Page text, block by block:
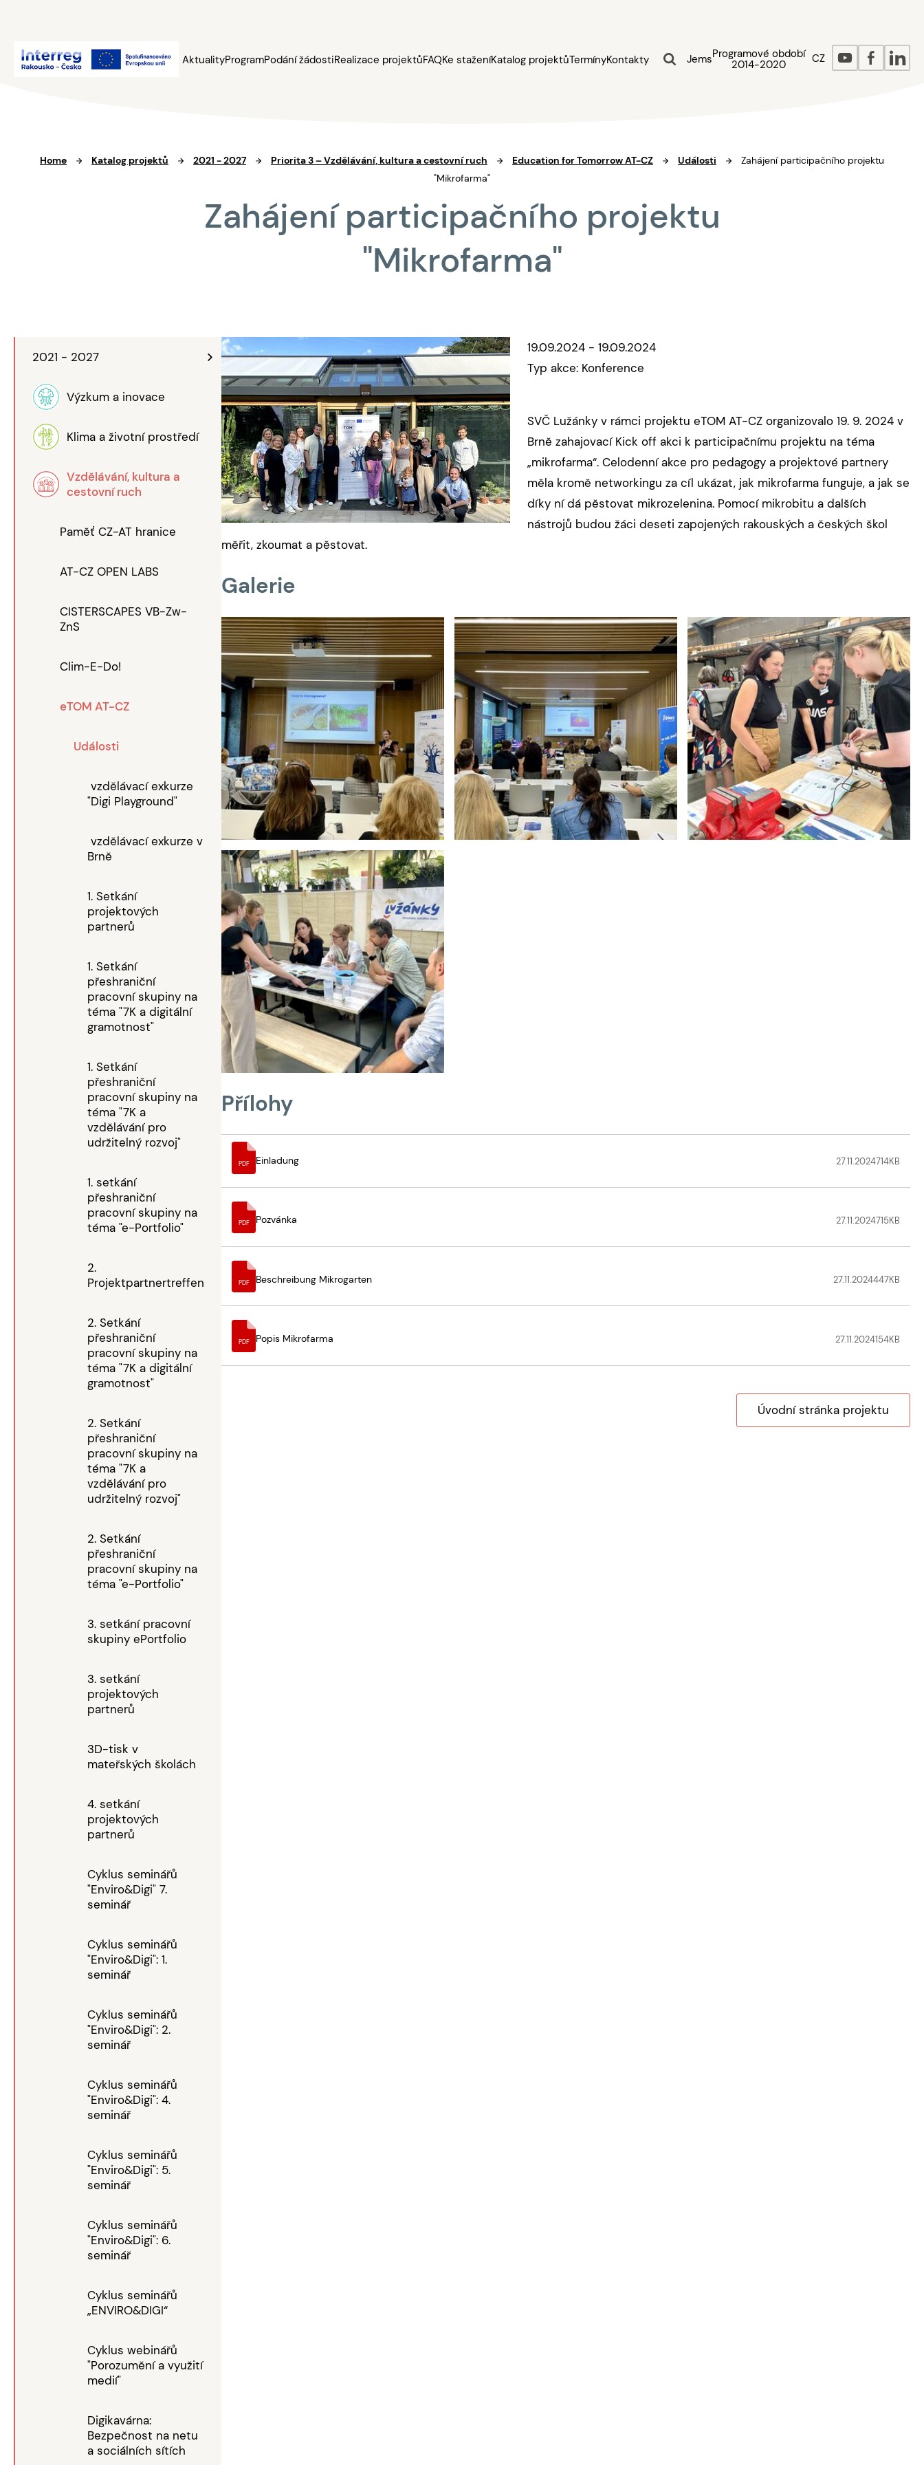
AktualityProgramPodání žádostiRealizace projektůFAQKe staženíKatalog projektůTermínyKontakty JemsProgramové období
2014-2020
CZ
Home Katalog projektů 2021 - 2027 Priorita 3 – Vzdělávání, kultura a cestovní ruch Education for Tomorrow AT-CZ Události
Zahájení participačního projektu
"Mikrofarma"
Zahájení participačního projektu
"Mikrofarma"
2021 - 2027
Výzkum a inovace
Klima a životní prostředí
Vzdělávání, kultura a
cestovní ruch
Paměť CZ-AT hranice
AT-CZ OPEN LABS
CISTERSCAPES VB-Zw-
ZnS
Clim-E-Do!
eTOM AT-CZ
Události
vzdělávací exkurze
"Digi Playground"
vzdělávací exkurze v
Brně
1. Setkání
projektových
partnerů
1. Setkání
přeshraniční
pracovní skupiny na
téma "7K a digitální
gramotnost"
1. Setkání
přeshraniční
pracovní skupiny na
téma "7K a
vzdělávání pro
udržitelný rozvoj"
1. setkání
přeshraniční
pracovní skupiny na
téma "e-Portfolio"
2.
Projektpartnertreffen
2. Setkání
přeshraniční
pracovní skupiny na
téma "7K a digitální
gramotnost"
2. Setkání
přeshraniční
pracovní skupiny na
téma "7K a
vzdělávání pro
udržitelný rozvoj"
2. Setkání
přeshraniční
pracovní skupiny na
téma "e-Portfolio"
3. setkání pracovní
skupiny ePortfolio
3. setkání
projektových
partnerů
3D-tisk v
mateřských školách
4. setkání
projektových
partnerů
Cyklus seminářů
"Enviro&Digi" 7.
seminář
Cyklus seminářů
"Enviro&Digi": 1.
seminář
Cyklus seminářů
"Enviro&Digi": 2.
seminář
Cyklus seminářů
"Enviro&Digi": 4.
seminář
Cyklus seminářů
"Enviro&Digi": 5.
seminář
Cyklus seminářů
"Enviro&Digi": 6.
seminář
Cyklus seminářů
„ENVIRO&DIGI“
Cyklus webinářů
"Porozumění a využití
medií"
Digikavárna:
Bezpečnost na netu
a sociálních sítích
19.09.2024 - 19.09.2024
Typ akce: Konference
SVČ Lužánky v rámci projektu eTOM AT-CZ organizovalo 19. 9. 2024 v
Brně zahajovací Kick off akci k participačnímu projektu na téma
„mikrofarma“. Celodenní akce pro pedagogy a projektové partnery
měla kromě networkingu za cíl ukázat, jak mikrofarma funguje, a jak se
díky ní dá pěstovat mikrozelenina. Pomocí mikrobitu a dalších
nástrojů budou žáci deseti zapojených rakouských a českých škol
měřit, zkoumat a pěstovat.
Galerie
Přílohy
PDF Einladung 27.11.2024714KB
PDF Pozvánka 27.11.2024715KB
PDF Beschreibung Mikrogarten 27.11.2024447KB
PDF Popis Mikrofarma 27.11.2024154KB
Úvodní stránka projektu